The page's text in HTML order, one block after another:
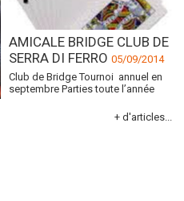
AMICALE BRIDGE CLUB DE
SERRA DI FERRO 05/09/2014
Club de Bridge Tournoi annuel en
septembre Parties toute l’année
+ d'articles...